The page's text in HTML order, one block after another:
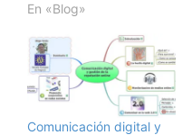
mapas mentales)
En «Blog»
Comunicación digital y